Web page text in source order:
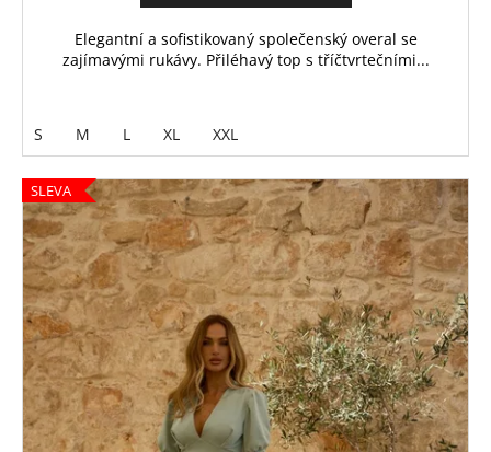
Elegantní a sofistikovaný společenský overal se
zajímavými rukávy. Přiléhavý top s tříčtvrtečními...
S M L XL XXL
SLEVA